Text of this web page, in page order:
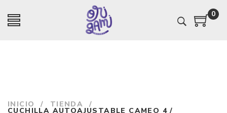
0
INICIO / TIENDA /
CUCHILLA AUTOAJUSTABLE CAMEO 4 /